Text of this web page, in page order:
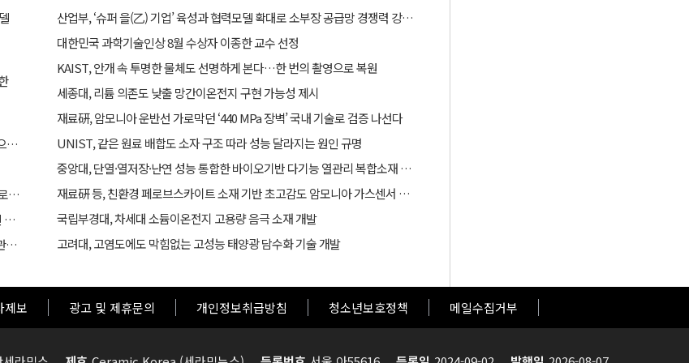
KAIST, 안개 속 투명한 물체도 선명하게 본다…한 번의 촬영으로 복원​
재료硏, 암모니아 운반선 가로막던 ‘440 MPa 장벽’ 국내 기술로 검증 나선다
UNIST, 같은 원료 배합도 소자 구조 따라 성능 달라지는 원인 규명
중앙대, 단열·열저장·난연 성능 통합한 바이오기반 다기능 열관리 복합소재 개발
산업부, ‘슈퍼 을(乙) 기업’ 육성과 협력모델 확대로 소부장 공급망 경쟁력 강화한다
대한민국 과학기술인상 8월 수상자 이종한 교수 선정
KAIST, 안개 속 투명한 물체도 선명하게 본다…한 번의 촬영으로 복원​
세종대, 리튬 의존도 낮출 망간이온전지 구현 가능성 제시
재료硏, 암모니아 운반선 가로막던 ‘440 MPa 장벽’ 국내 기술로 검증 나선다
UNIST, 같은 원료 배합도 소자 구조 따라 성능 달라지는 원인 규명
중앙대, 단열·열저장·난연 성능 통합한 바이오기반 다기능 열관리 복합소재 개발
재료硏 등, 친환경 페로브스카이트 소재 기반 초고감도 암모니아 가스센서 개발
국립부경대, 차세대 소듐이온전지 고용량 음극 소재 개발
고려대, 고염도에도 막힘없는 고성능 태양광 담수화 기술 개발
제보 광고 및 제휴문의 개인정보취급방침 청소년보호정책 메일수집거부